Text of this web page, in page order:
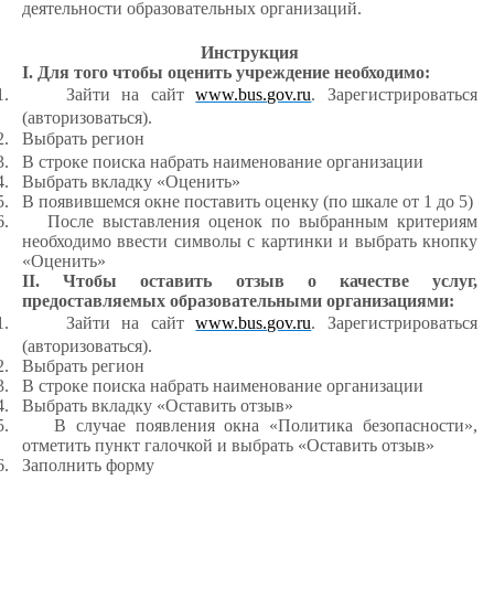
деятельности образовательных организаций.
Инструкция
I. Для того чтобы оценить учреждение необходимо:
Зайти на сайтwww.bus.gov.ru. Зарегистрироваться
(авторизоваться).
Выбрать регион
В строке поиска набрать наименование организации
Выбрать вкладку «Оценить»
В появившемся окне поставить оценку (по шкале от 1 до 5)
После выставления оценок по выбранным критериям
необходимо ввести символы с картинки и выбрать кнопку
«Оценить»
II. Чтобы оставить отзыв о качестве услуг,
предоставляемых образовательными организациями:
Зайти на сайтwww.bus.gov.ru. Зарегистрироваться
(авторизоваться).
Выбрать регион
В строке поиска набрать наименование организации
Выбрать вкладку «Оставить отзыв»
В случае появления окна «Политика безопасности»,
отметить пункт галочкой и выбрать «Оставить отзыв»
Заполнить форму